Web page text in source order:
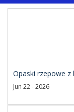
Opaski rzepowe
Jun 22 - 2026